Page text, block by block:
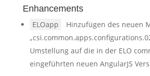
Enhancements
ELOapp
Hinzufügen des neuen
Umstellung auf die in der ELO
eingeführten neuen AngularJS